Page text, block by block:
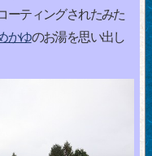
ーティングされたみた
かゆのお湯を思い出し